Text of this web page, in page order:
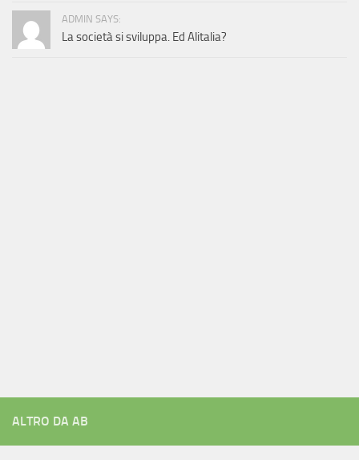
ADMIN SAYS:
La società si sviluppa. Ed Alitalia?
ALTRO DA AB